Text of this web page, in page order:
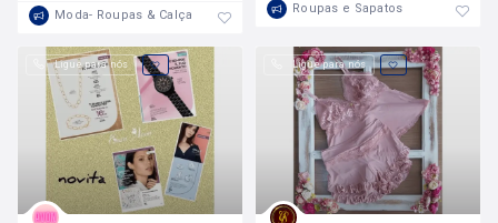
Moda- Roupas & Calçados Roupas e Sapatos
Ligue para nós Ligue para nós